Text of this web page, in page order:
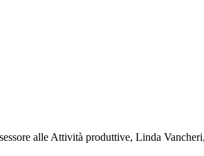
alle Attività produttive, Linda